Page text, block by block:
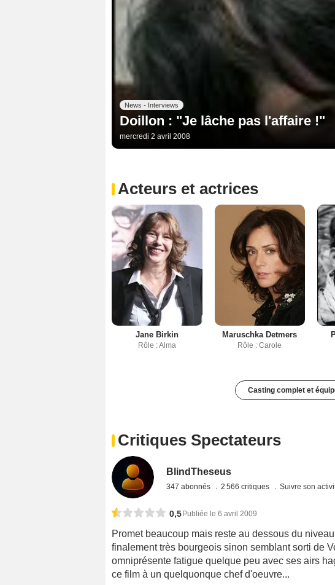
News - Interviews
Doillon : "Je lâche pas l'affaire !"
mercredi 2 avril 2008
Acteurs et actrices
Jane Birkin
Rôle : Alma
Maruschka Detmers
Rôle : Carole
Casting complet et
Critiques Spectateurs
BlindTheseus
347 abonnés 2 566 critiques Suivre son
0,5Publiée le 6 avril 2009
Promet beaucoup mais reste au dessous du
finalement très bourgeois sinon semblant sorti de
omniprésente fatigue quelque peu avec ses airs
ce film à un quelquonque chef d'oeuvre...